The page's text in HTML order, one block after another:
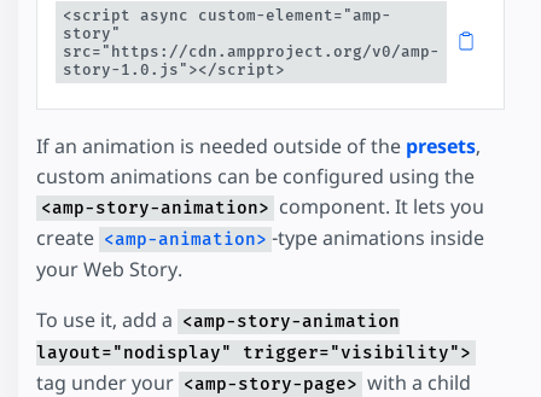
<script async custom-element="amp-
story"
src="https://cdn.ampproject.org/v0/amp-
story-1.0.js"></script>
If an animation is needed outside of the presets,
custom animations can be configured using the
<amp-story-animation> component. It lets you
create <amp-animation> -type animations inside
your Web Story.
To use it, add a <amp-story-animation
layout="nodisplay" trigger="visibility">
tag under your <amp-story-page> with a child